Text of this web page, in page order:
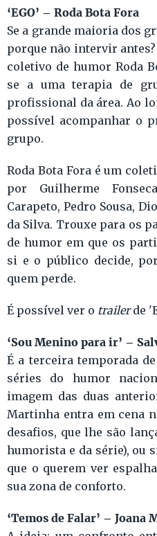
‘EGO’ – Roda Bota Fora
Se a grande maioria dos
porque não intervir
coletivo de humor Roda
se a uma terapia de
profissional da área. Ao
possível acompanhar o
grupo.
Roda Bota Fora é um
por Guilherme
Carapeto, Pedro Sousa,
da Silva. Trouxe para os
de humor em que os
si e o público decide,
quem perde.
É possível ver o trailerde
‘Sou Menino para ir’ –
É a terceira temporada
séries do humor
imagem das duas
Martinha entra em cena
desafios, que lhe são
humorista e da série), ou
que o querem ver
sua zona de conforto.
‘Temos de Falar’ – Joana